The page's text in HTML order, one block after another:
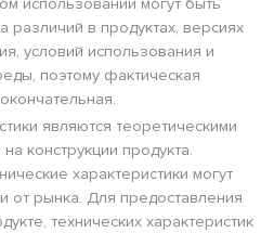
различий в продуктах, версиях
условий использования и
поэтому фактическая
являются теоретическими
конструкции продукта.
характеристики могут
от рынка. Для предоставления
технических характеристик